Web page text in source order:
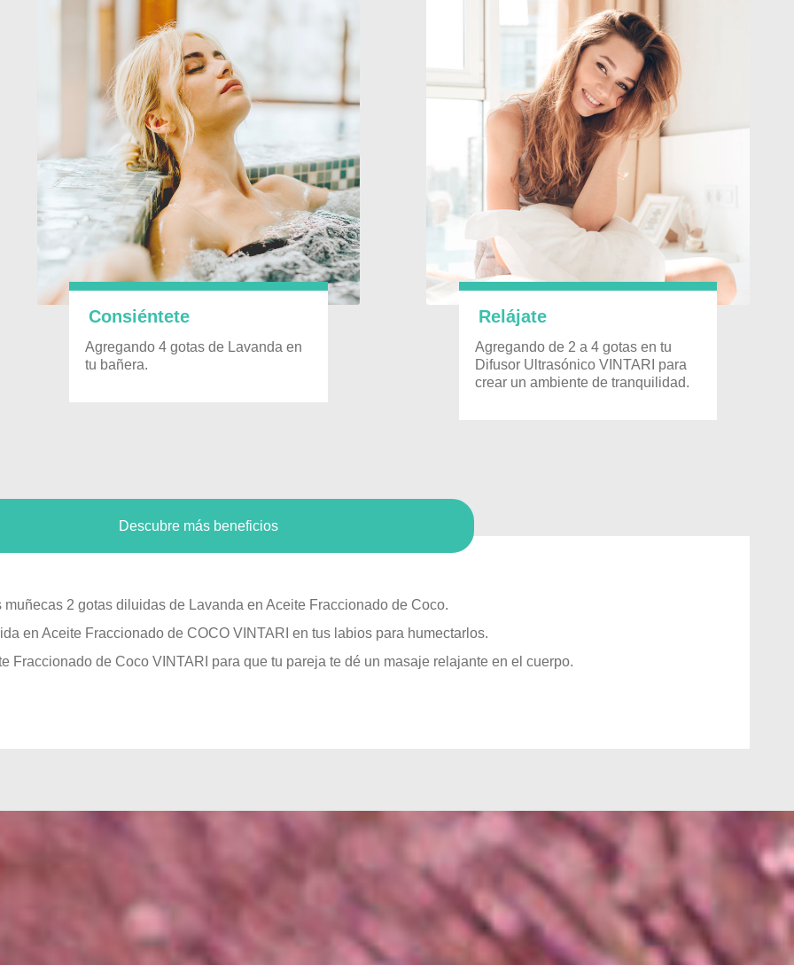
Consiéntete
Agregando 4 gotas de Lavanda en
tu bañera.
Relájate
Agregando de 2 a 4 gotas en tu
Difusor Ultrasónico VINTARI para
crear un ambiente de tranquilidad.
Descubre más beneficios
muñecas 2 gotas diluidas de Lavanda en Aceite Fraccionado de Coco.
en Aceite Fraccionado de COCO VINTARI en tus labios para humectarlos.
Fraccionado de Coco VINTARI para que tu pareja te dé un masaje relajante en el cuerpo.